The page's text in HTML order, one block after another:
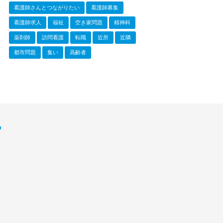
看護師さんとつながりたい 看護師募集
看護師求人 福祉 空き家問題 精神科
薬剤師 訪問看護 転職 近所 近隣
都市問題 集い 高齢者